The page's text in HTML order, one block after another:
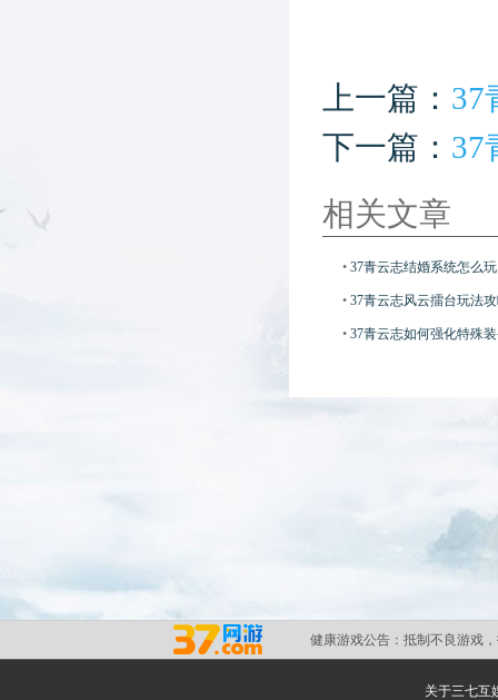
上一篇： 37​
下一篇： 37
相关文章
• 37青云志结婚系统怎么玩
• 37青云志风云擂台玩法
• 37青云志如何强化特殊
健康游戏公告： 抵制不良游戏
关于三七互